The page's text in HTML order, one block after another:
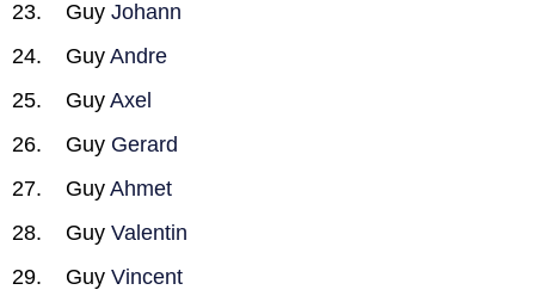
Guy Johann
Guy Andre
Guy Axel
Guy Gerard
Guy Ahmet
Guy Valentin
Guy Vincent